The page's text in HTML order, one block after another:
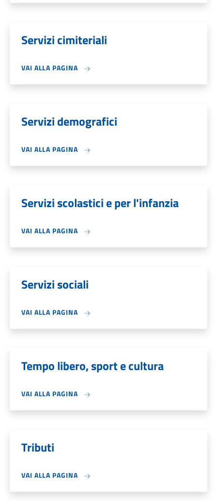
Servizi cimiteriali
VAI ALLA PAGINA
Servizi demografici
VAI ALLA PAGINA
Servizi scolastici e per l'infanzia
VAI ALLA PAGINA
Servizi sociali
VAI ALLA PAGINA
Tempo libero, sport e cultura
VAI ALLA PAGINA
Tributi
VAI ALLA PAGINA